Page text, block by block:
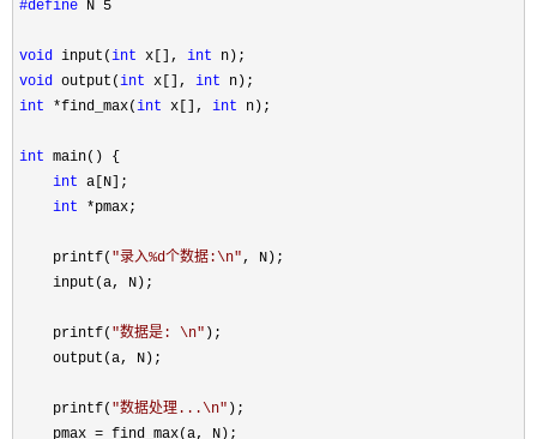
#define N 5
void input(int x[], int
void output(int x[], int
int *find_max(int x[], int n);
int main() {
int a[N];
int *pmax;
    printf(
"录入%d个数据:\n", N);
    input(a, N);
    printf(
"数据是: \n" );
    output(a, N);
    printf(
"数据处理...\n" );
    pmax
= find_max(a, N);